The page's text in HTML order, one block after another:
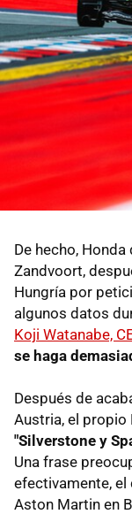
De hecho,
Zandvoort,
Hungría por
algunos datos
Koji Watanabe,
se haga
Después de
Austria, el propio
"Silverstone y
Una frase
efectivamente, el
Aston Martin en